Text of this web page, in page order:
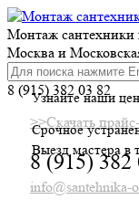
Skip
to
content
Монтаж сантехники
Москва и
8 (915) 382 03 82
Узнайте наши
>>Скачать
Срочное
Выезд мастера в
8 (915) 382
info@santehnika-